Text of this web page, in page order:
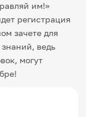
им!»
регистрация
зачете для
ведь
могут